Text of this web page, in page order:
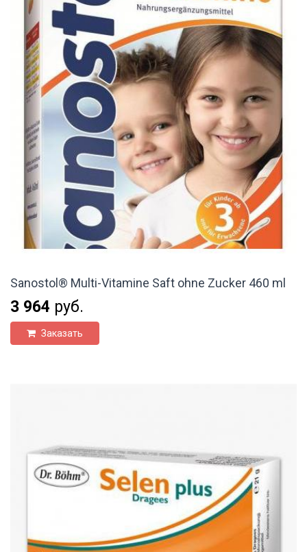
Sanostol® Multi-Vitamine Saft ohne Zucker 460 ml
3 964 руб.
Заказать